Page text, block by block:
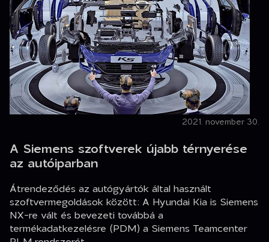
2021. november 30.
A Siemens szoftverek újabb térnyerése
az autóiparban
Átrendeződés az autógyártók által használt
szoftvermegoldások között: A Hyundai Kia is Siemens
NX-re vált és bevezeti továbbá a
termékadatkezelésre (PDM) a Siemens Teamcenter